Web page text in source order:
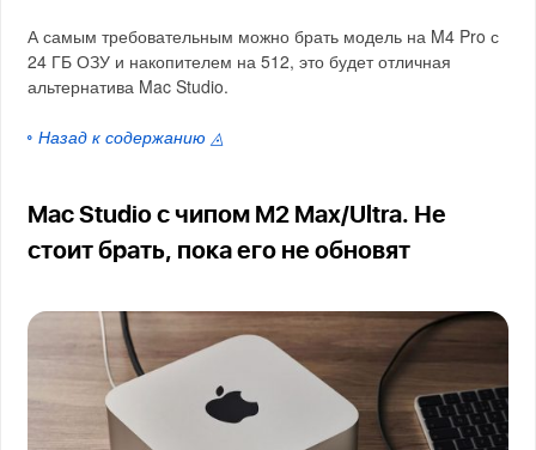
А самым требовательным можно брать модель на M4 Pro с
24 ГБ ОЗУ и накопителем на 512, это будет отличная
альтернатива Mac Studio.
◦ Назад к содержанию ◬
Mac Studio с чипом M2 Max/Ultra. Не
стоит брать, пока его не обновят